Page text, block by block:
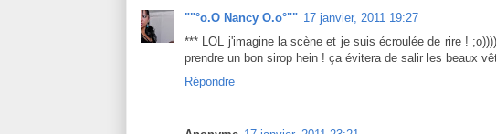
""°o.O Nancy O.o°"" 17 janvier, 2011 19:27
*** LOL j'imagine la scène et je suis écroulée de rire !
prendre un bon sirop hein ! ça évitera de salir les beaux
Répondre